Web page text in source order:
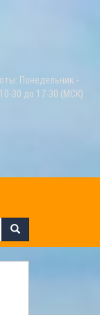
Понедельник -
30 до 17-30 (МСК)